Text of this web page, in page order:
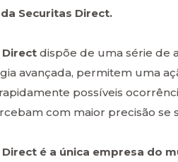
Securitas Direct.
Direct dispõe de uma série de
avançada, permitem uma
possíveis
com maior precisão se
é a única empresa do